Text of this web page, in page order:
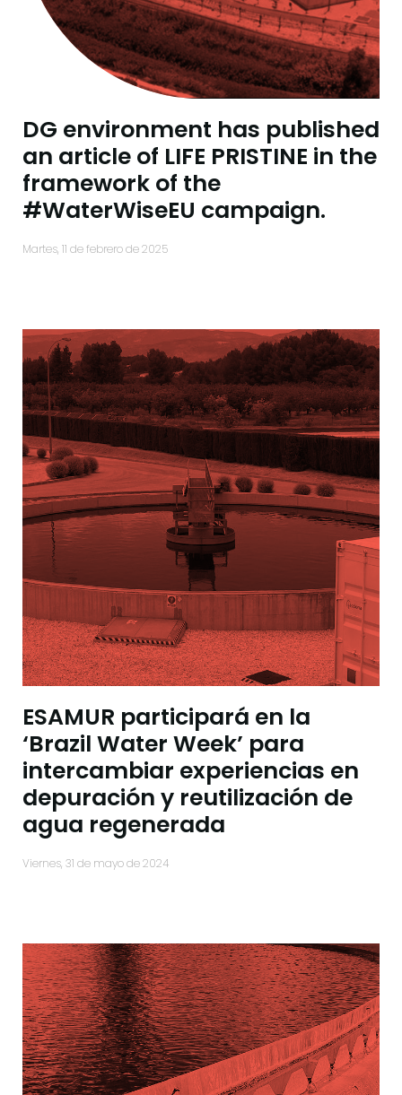
DG environment has published
an article of LIFE PRISTINE in the
framework of the
#WaterWiseEU campaign.
martes, 11 de febrero de 2025
ESAMUR participará en la
‘Brazil Water Week’ para
intercambiar experiencias en
depuración y reutilización de
agua regenerada
viernes, 31 de mayo de 2024